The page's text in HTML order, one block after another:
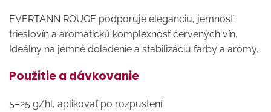
EVERTANN ROUGE podporuje eleganciu, jemnosť
trieslovín a aromatickú komplexnosť červených vín.
Ideálny na jemné doladenie a stabilizáciu farby a arómy.
Použitie a dávkovanie
5–25 g/hl, aplikovať po rozpustení.